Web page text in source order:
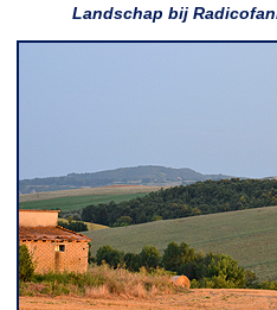
Landschap bij